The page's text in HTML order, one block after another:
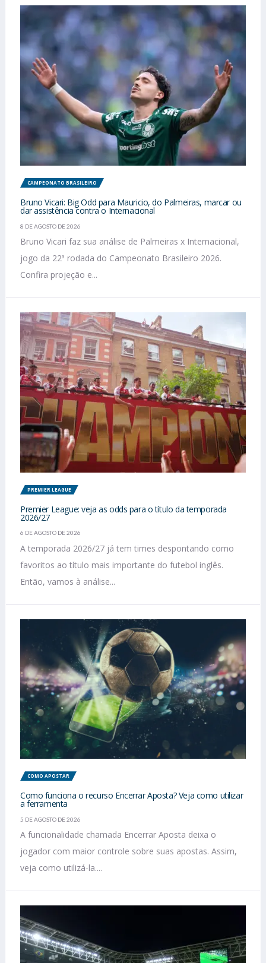
CAMPEONATO BRASILEIRO
Bruno Vicari: Big Odd para Mauricio, do Palmeiras, marcar ou
dar assistência contra o Internacional
8 DE AGOSTO DE 2026
Bruno Vicari faz sua análise de Palmeiras x Internacional,
jogo da 22ª rodada do Campeonato Brasileiro 2026.
Confira projeção e...
PREMIER LEAGUE
Premier League: veja as odds para o título da temporada
2026/27
6 DE AGOSTO DE 2026
A temporada 2026/27 já tem times despontando como
favoritos ao título mais importante do futebol inglês.
Então, vamos à análise...
COMO APOSTAR
Como funciona o recurso Encerrar Aposta? Veja como utilizar
a ferramenta
5 DE AGOSTO DE 2026
A funcionalidade chamada Encerrar Aposta deixa o
jogador com maior controle sobre suas apostas. Assim,
veja como utilizá-la....